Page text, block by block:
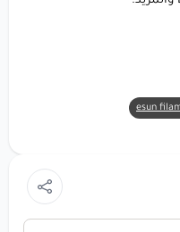
غليكول مع تعزيز ألياف